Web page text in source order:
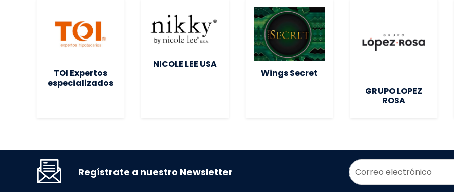
TOI Expertos
especializados
NICOLE LEE USA
Wings Secret
GRUPO LOPEZ
ROSA
Regístrate a nuestro Newsletter